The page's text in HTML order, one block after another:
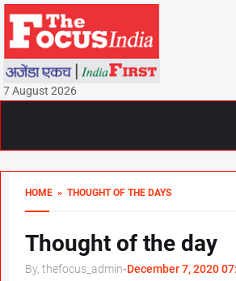
7 August 2026
HOME » THOUGHT OF THE DAYS
Thought of the day
By, thefocus_admin-December 7, 2020